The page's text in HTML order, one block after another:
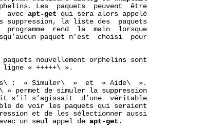
Les  paquets  peuvent  être
avec
apt-get qui sera alors appelé
suppression, la liste des  paquets
programme  rend  la  main  lorsque
paquet n’est  choisi  pour
nouvellement orphelins sont
« +++++\ ».
:  « Simuler\  »  et  « Aide\  ».
» permet de simuler la suppression
s’il s’agissait  d’une  véritable
de voir les paquets qui seraient
et de les sélectionner aussi
un seul appel de
apt-get .